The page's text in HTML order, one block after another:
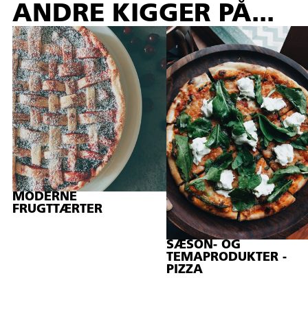
ANDRE KIGGER PÅ...
MODERNE
FRUGTTÆRTER
SÆSON- OG
TEMAPRODUKTER -
PIZZA